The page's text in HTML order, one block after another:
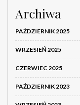
Archiwa
PAŹDZIERNIK 2025
WRZESIEŃ 2025
CZERWIEC 2025
PAŹDZIERNIK 2023